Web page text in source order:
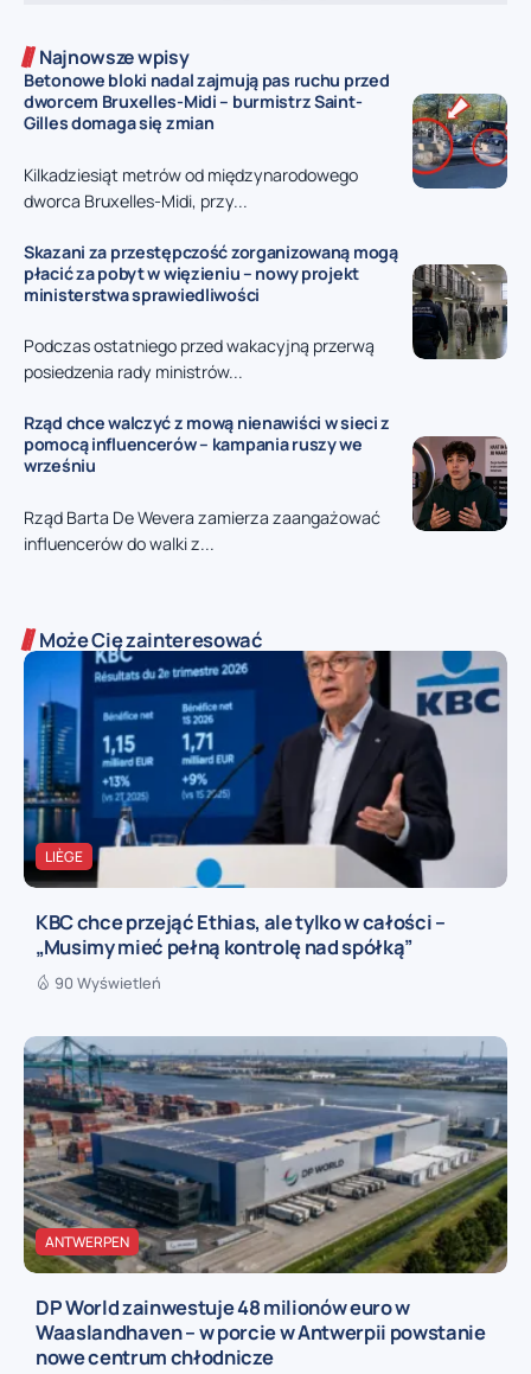
Najnowsze wpisy
Betonowe bloki nadal zajmują pas ruchu przed
dworcem Bruxelles-Midi – burmistrz Saint-
Gilles domaga się zmian
Kilkadziesiąt metrów od międzynarodowego
dworca Bruxelles-Midi, przy...
Skazani za przestępczość zorganizowaną mogą
płacić za pobyt w więzieniu – nowy projekt
ministerstwa sprawiedliwości
Podczas ostatniego przed wakacyjną przerwą
posiedzenia rady ministrów...
Rząd chce walczyć z mową nienawiści w sieci z
pomocą influencerów – kampania ruszy we
wrześniu
Rząd Barta De Wevera zamierza zaangażować
influencerów do walki z...
Może Cię zainteresować
LIÈGE
KBC chce przejąć Ethias, ale tylko w całości –
„Musimy mieć pełną kontrolę nad spółką”
90 Wyświetleń
ANTWERPEN
DP World zainwestuje 48 milionów euro w
Waaslandhaven – w porcie w Antwerpii powstanie
nowe centrum chłodnicze